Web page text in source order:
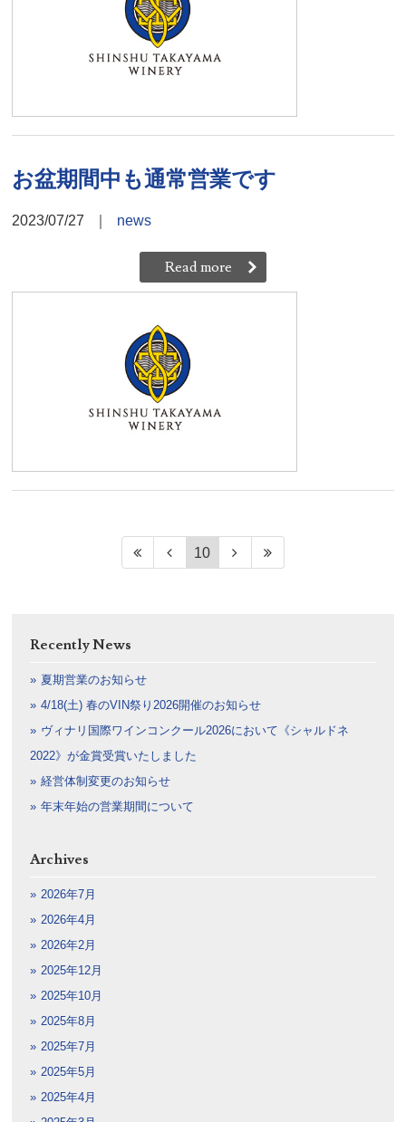
お盆期間中も通常営業です
2023/07/27 news
Read more
10
Recently News
夏期営業のお知らせ
4/18(土) 春のVIN祭り2026開催のお知らせ
ヴィナリ国際ワインコンクール2026において《シャルドネ
2022》が金賞受賞いたしました
経営体制変更のお知らせ
年末年始の営業期間について
Archives
2026年7月
2026年4月
2026年2月
2025年12月
2025年10月
2025年8月
2025年7月
2025年5月
2025年4月